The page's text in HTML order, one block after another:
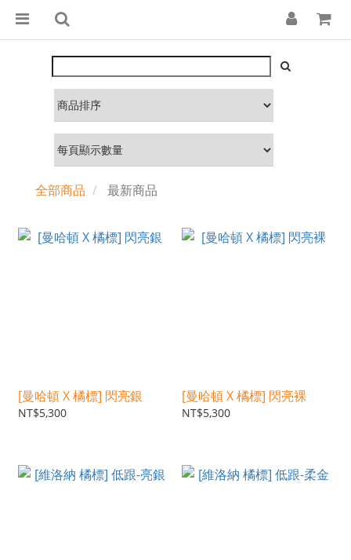
全部商品 最新商品
[曼哈頓 X 橘標] 閃亮銀
NT$5,300
[曼哈頓 X 橘標] 閃亮裸
NT$5,300